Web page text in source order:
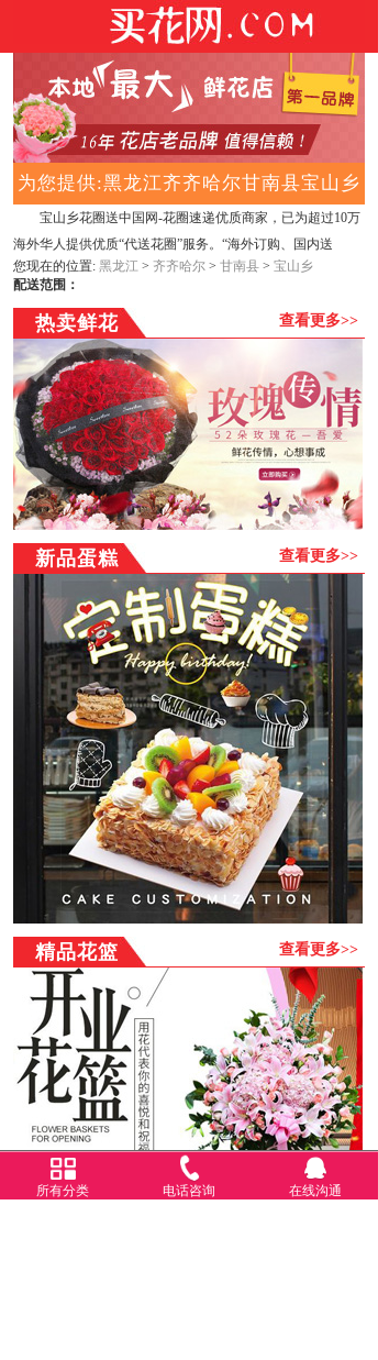
为您提供:黑龙江齐齐哈尔甘南县宝山乡
花圈送中国
宝山乡花圈送中国网-花圈速递优质商家，已为超过10万
海外华人提供优质“代送花圈”服务。“海外订购、国内送
货”，花圈礼品由中国国内直接发往国内，方便快捷。鲜花、
送，新鲜直达。所有礼品均支持国际信用卡支付、PayPal担
保支付。16年花圈老店,专业提供宝山乡买花圈、订花圈、送
花圈服务,宝山乡花圈店电话,花圈店地址,花圈价格,花圈店营
业时间,网上花圈店送货上门(宝山乡网上花圈店)。宝山乡本
地花圈店. 300多款可选3小时送达、16年花圈老店.好评如
潮，贝宝国际支付。 花圈、殡葬花圈、殡仪花圈、葬礼花
圈、丧礼花圈、祭奠花圈、吊唁花圈. 同城免费配送.海外客
户支付无忧. 突破时空的阻隔去缅怀,祭奠国内已故亲朋好友,
让他们在通往天路的旅程一路走好! 代写挽联，免费送上
门。代送花圈网站，网上订鲜花花圈、宝山乡祭奠花篮哀思
花圈,保证花材新鲜和鲜花质量,宝山乡花圈配送。专业提供黑
龙江齐齐哈尔甘南县宝山乡葬礼鲜花圈制作，宝山乡白事鲜
花制作,与葬礼花束配送，全部新鲜葬礼花圈当天制作，宝山
乡葬礼花圈，黑龙江齐齐哈尔甘南县宝山乡葬礼花篮当天送
到，代写葬礼花圈悼词，代写葬礼鲜花挽联，按您的要求把
黑龙江齐齐哈尔甘南县宝山乡葬礼花圈送到指定地址，也可
以将宝山乡葬礼花圈代送到殡仪馆！宝山乡花圈送中国服务
项目：提供网上订花送花、鲜花、蛋糕、花篮、花圈、果
篮，公仔，巧克力，绿植，会议用花，展会用花，节日用花
等订购，您只要通过网上下好订单，我们会安排宝山乡附近
连锁花店及时送出，并由总部提供售后服务。为保证客户的
利益，所有的商品订购流程均在本网站统一完成，多谢！
配送范围:
浏览商品→点击购买→注册或直接购买→填写订单→选择支
付方式--成功提交→配送店按您要求送货上门
注意事项：
1、宝山乡市区可以做到最快3小时送货上门（郊区需另外加
收运费），但请尽量提前24小时订货，以保证我们有充分的
时间安排送货。
2、正常配送时间为：8：30—21：00（乡镇晚上不配送），
17：00以后订购的商品系统会转到第二天安排！
3、每张订单的确认、配送和收货人签收状况，送货人可在每
个环节查询自己的订花状态。
您现在的位置: 黑龙江 > 齐齐哈尔 > 甘南县 > 宝山乡
配送范围：
热卖鲜花 查看更多>>
新品蛋糕 查看更多>>
精品花篮 查看更多>>
所有分类 电话咨询 在线沟通